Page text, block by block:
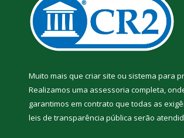
Muito mais que criar site ou sistema para
Realizamos uma assessoria completa,
garantimos em contrato que todas as
leis de transparência pública serão